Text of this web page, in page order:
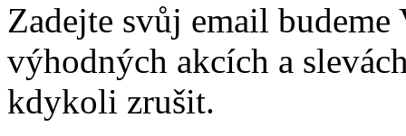
Zadejte svůj email
výhodných akcích a
kdykoli zrušit.